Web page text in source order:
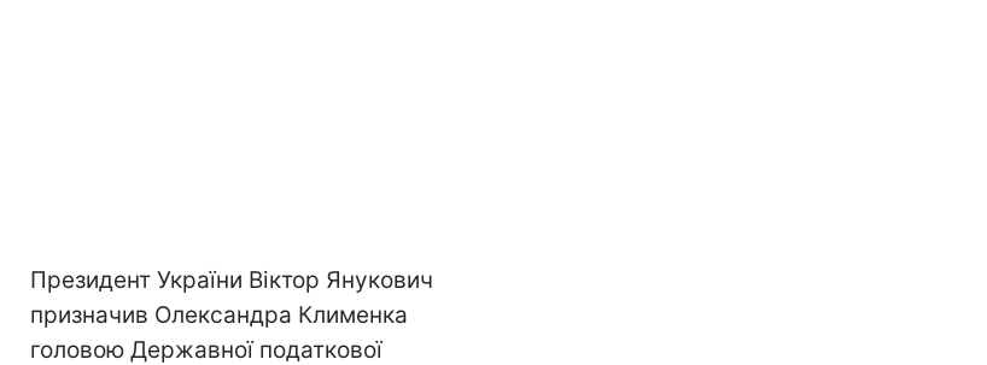
Президент України Віктор Янукович
призначив Олександра Клименка
головою Державної податкової